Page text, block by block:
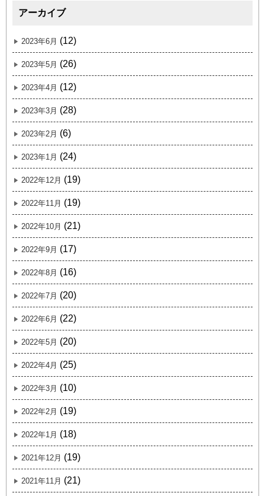
アーカイブ
2023年6月 (12)
2023年5月 (26)
2023年4月 (12)
2023年3月 (28)
2023年2月 (6)
2023年1月 (24)
2022年12月 (19)
2022年11月 (19)
2022年10月 (21)
2022年9月 (17)
2022年8月 (16)
2022年7月 (20)
2022年6月 (22)
2022年5月 (20)
2022年4月 (25)
2022年3月 (10)
2022年2月 (19)
2022年1月 (18)
2021年12月 (19)
2021年11月 (21)